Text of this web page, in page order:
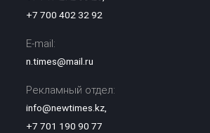
+7 700 402 32 92
E-mail:
n.times@mail.ru
Рекламный отдел:
info@newtimes.kz,
+7 701 190 90 77